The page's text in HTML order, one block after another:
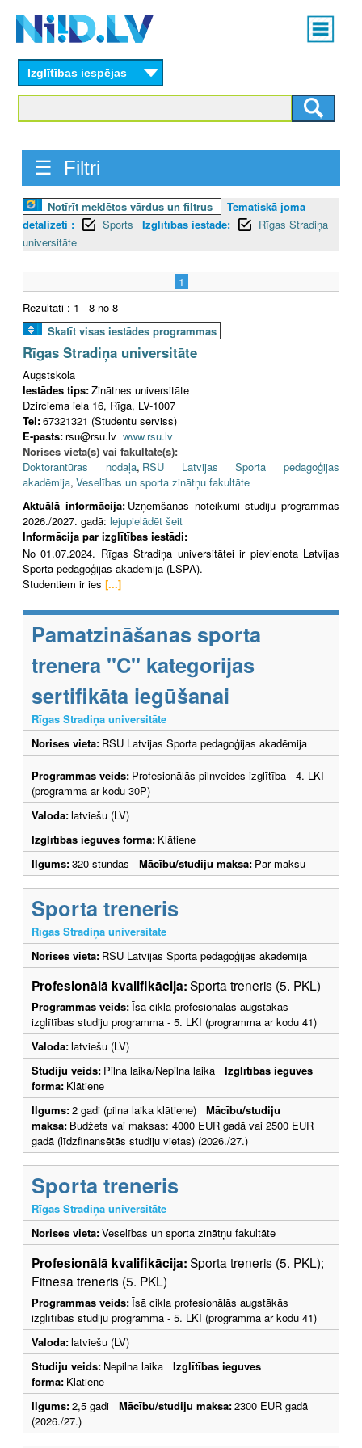
content
Main
menu
Izglītības iespējas
☰ Filtri
Notīrīt meklētos vārdus un filtrus
Tematiskā joma
detalizēti :
Sports Izglītības iestāde:
Rīgas Stradiņa
universitāte
1
Rezultāti : 1 - 8 no 8
Skatīt visas iestādes programmas
Rīgas Stradiņa universitāte
Augstskola
Iestādes tips:Zinātnes universitāte
Dzirciema iela 16, Rīga, LV-1007
Tel:67321321 (Studentu serviss)
E-pasts: rsu@rsu.lv www.rsu.lv
Norises vieta(s) vai fakultāte(s):
Doktorantūras nodaļa, RSU Latvijas Sporta pedagoģijas
akadēmija, Veselības un sporta zinātņu fakultāte
Aktuālā informācija: Uzņemšanas noteikumi studiju programmās
2026./2027. gadā: lejupielādēt šeit
Informācija par izglītības iestādi:
No 01.07.2024. Rīgas Stradiņa universitātei ir pievienota Latvijas
Sporta pedagoģijas akadēmija (LSPA).
Studentiem ir ies [...]
Pamatzināšanas sporta
trenera "C" kategorijas
sertifikāta iegūšanai
Rīgas Stradiņa universitāte
Norises vieta: RSU Latvijas Sporta pedagoģijas akadēmija
Programmas veids: Profesionālās pilnveides izglītība - 4. LKI
(programma ar kodu 30P)
Valoda:latviešu (LV)
Izglītības ieguves forma: Klātiene
Ilgums:320 stundas Mācību/studiju maksa: Par maksu
Sporta treneris
Rīgas Stradiņa universitāte
Norises vieta: RSU Latvijas Sporta pedagoģijas akadēmija
Profesionālā kvalifikācija:Sporta treneris (5. PKL)
Programmas veids:Īsā cikla profesionālās augstākās
izglītības studiju programma - 5. LKI (programma ar kodu 41)
Valoda:latviešu (LV)
Studiju veids: Pilna laika/Nepilna laika Izglītības ieguves
forma: Klātiene
Ilgums:2 gadi (pilna laika klātiene) Mācību/studiju
maksa: Budžets vai maksas: 4000 EUR gadā vai 2500 EUR
gadā (līdzfinansētās studiju vietas) (2026./27.)
Sporta treneris
Rīgas Stradiņa universitāte
Norises vieta:Veselības un sporta zinātņu fakultāte
Profesionālā kvalifikācija:Sporta treneris (5. PKL);
Fitnesa treneris (5. PKL)
Programmas veids:Īsā cikla profesionālās augstākās
izglītības studiju programma - 5. LKI (programma ar kodu 41)
Valoda:latviešu (LV)
Studiju veids: Nepilna laika Izglītības ieguves
forma: Klātiene
Ilgums:2,5 gadi Mācību/studiju maksa:2300 EUR gadā
(2026./27.)